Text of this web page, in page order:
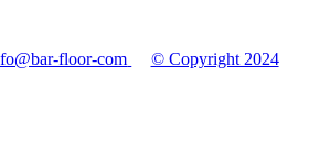
floor-com
© Copyright 2024